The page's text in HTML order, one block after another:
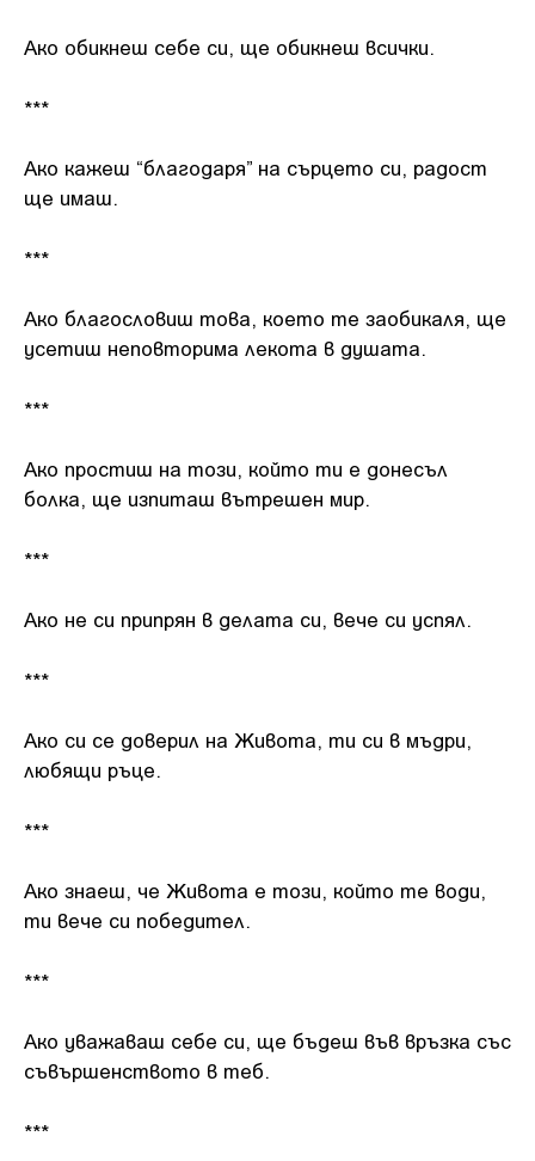
Ако обикнеш себе си, ще обикнеш всички.
***
Ако кажеш “благодаря” на сърцето си, радост
ще имаш.
***
Ако благословиш това, което те заобикаля, ще
усетиш неповторима лекота в душата.
***
Ако простиш на този, който ти е донесъл
болка, ще изпиташ вътрешен мир.
***
Ако не си припрян в делата си, вече си успял.
***
Ако си се доверил на Живота, ти си в мъдри,
любящи ръце.
***
Ако знаеш, че Живота е този, който те води,
ти вече си победител.
***
Ако уважаваш себе си, ще бъдеш във връзка със
съвършенството в теб.
***